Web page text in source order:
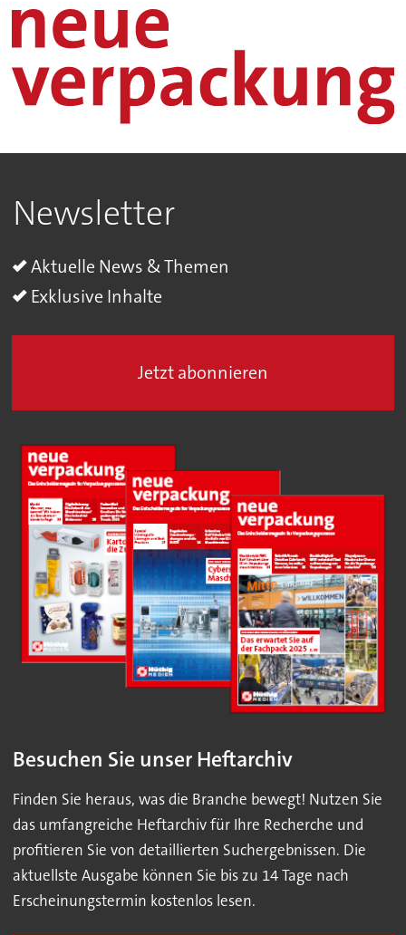
Newsletter
Aktuelle News & Themen
Exklusive Inhalte
Jetzt abonnieren
Besuchen Sie unser Heftarchiv
Finden Sie heraus, was die Branche bewegt! Nutzen Sie
das umfangreiche Heftarchiv für Ihre Recherche und
profitieren Sie von detaillierten Suchergebnissen. Die
aktuellste Ausgabe können Sie bis zu 14 Tage nach
Erscheinungstermin kostenlos lesen.